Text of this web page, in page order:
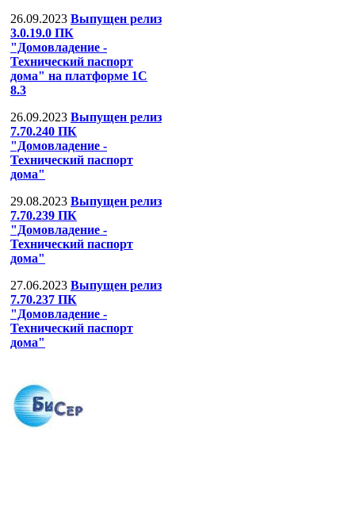
26.09.2023 Выпущен релиз
3.0.19.0 ПК
"Домовладение -
Технический паспорт
дома" на платформе 1С
8.3
26.09.2023 Выпущен релиз
7.70.240 ПК
"Домовладение -
Технический паспорт
дома"
29.08.2023 Выпущен релиз
7.70.239 ПК
"Домовладение -
Технический паспорт
дома"
27.06.2023 Выпущен релиз
7.70.237 ПК
"Домовладение -
Технический паспорт
дома"